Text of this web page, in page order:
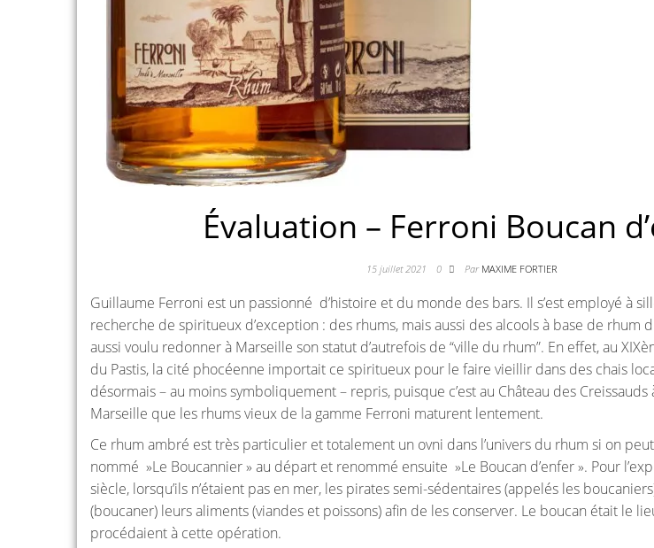
Évaluation – Ferroni Boucan
15 juillet 2021 0 Par MAXIME FORTIER
Guillaume Ferroni est un passionné d’histoire et du monde des bars. Il s’est employé à
recherche de spiritueux d’exception : des rhums, mais aussi des alcools à base de rhum
aussi voulu redonner à Marseille son statut d’autrefois de “ville du rhum”. En effet, au
du Pastis, la cité phocéenne importait ce spiritueux pour le faire vieillir dans des chais
désormais – au moins symboliquement – repris, puisque c’est au Château des
Marseille que les rhums vieux de la gamme Ferroni maturent lentement.
Ce rhum ambré est très particulier et totalement un ovni dans l’univers du rhum si on
nommé »Le Boucannier » au départ et renommé ensuite »Le Boucan d’enfer ». Pour
siècle, lorsqu’ils n’étaient pas en mer, les pirates semi-sédentaires (appelés les
(boucaner) leurs aliments (viandes et poissons) afin de les conserver. Le boucan était le
procédaient à cette opération.